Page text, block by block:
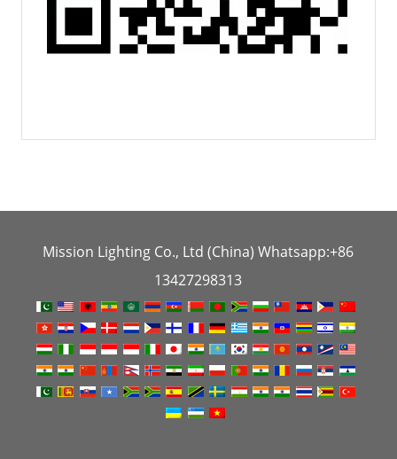
Mission Lighting Co., Ltd (China) Whatsapp:+86
13427298313